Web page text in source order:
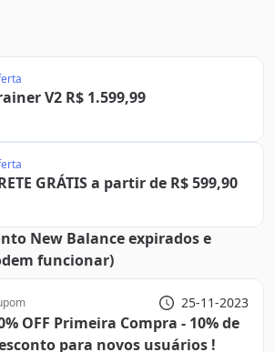
V2 R$ 1.599,99
GRÁTIS a partir de R$ 599,90
New Balance expirados e
funcionar)
25-11-2023
OFF Primeira Compra - 10% de
para novos usuários !